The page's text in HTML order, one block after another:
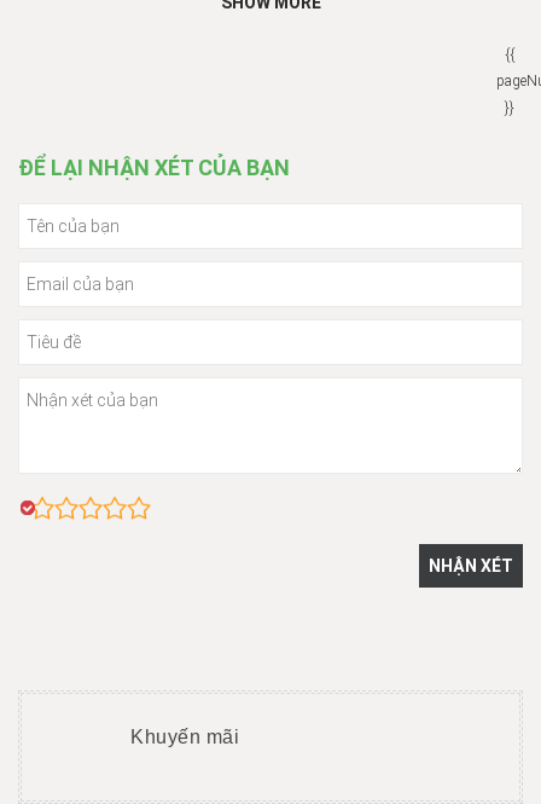
{{
}}
ĐỂ LẠI NHẬN XÉT CỦA BẠN
Khuyến mãi